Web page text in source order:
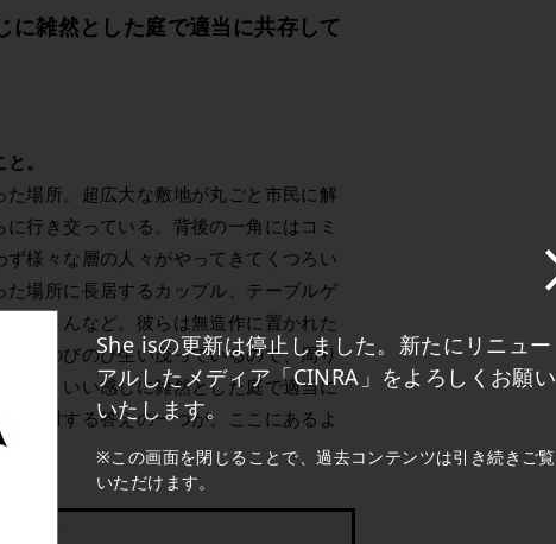
She isの更新は停止しました。新たにリニュー
アルしたメディア「CINRA」をよろしくお願い
いたします。
※この画面を閉じることで、過去コンテンツは引き続きご覧
いただけます。
に雑然とした庭で適当に共存して
。
場所。超広大な敷地が丸ごと市民に解
行き交っている。背後の一角にはコミ
様々な層の人々がやってきてくつろい
場所に長居するカップル、テーブルゲ
じさんなど。彼らは無造作に置かれた
がのびのび生い茂っているので、周り
が、いい感じに雑然とした庭で適当に
に対する答えの一つが、ここにあるよ